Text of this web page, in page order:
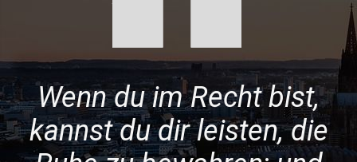
Wenn du im Recht bist,
kannst du dir leisten, die